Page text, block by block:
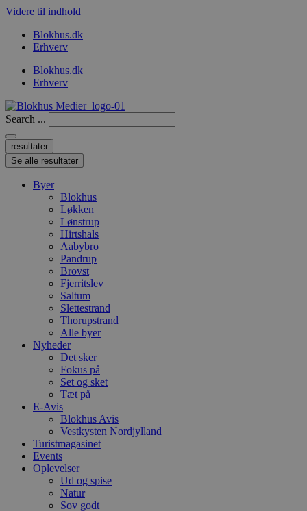
Videre til indhold
Blokhus.dk
Erhverv
Blokhus.dk
Erhverv
Search ...
resultater
Se alle resultater
Byer
Blokhus
Løkken
Lønstrup
Hirtshals
Aabybro
Pandrup
Brovst
Fjerritslev
Saltum
Slettestrand
Thorupstrand
Alle byer
Nyheder
Det sker
Fokus på
Set og sket
Tæt på
E-Avis
Blokhus Avis
Vestkysten Nordjylland
Turistmagasinet
Events
Oplevelser
Ud og spise
Natur
Sov godt